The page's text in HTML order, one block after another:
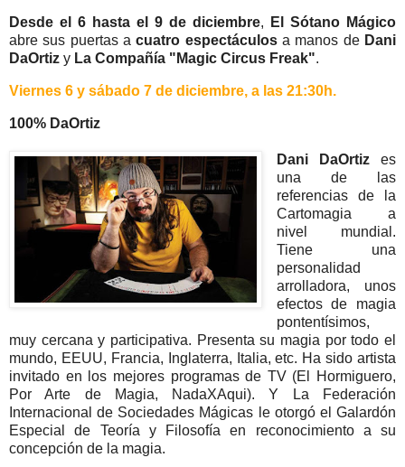
Desde el 6 hasta el 9 de diciembre,
El Sótano Mágico
abre sus puertas acuatro espectáculosa manos de Dani
DaOrtiz y La Compañía "Magic Circus Freak".
Viernes 6 y sábado 7 de diciembre, a las 21:30h.
100% DaOrtiz
Dani DaOrtizes
una de las
referencias de la
Cartomagia a
nivel mundial.
Tiene una
personalidad
arrolladora, unos
efectos de magia
pontentísimos,
muy cercana y participativa. Presenta su magia por todo el
mundo, EEUU, Francia, Inglaterra, Italia, etc. Ha sido artista
invitado en los mejores programas de TV (El Hormiguero,
Por Arte de Magia, NadaXAqui). Y La Federación
Internacional de Sociedades Mágicas le otorgó el Galardón
Especial de Teoría y Filosofía en reconocimiento a su
concepción de la magia.